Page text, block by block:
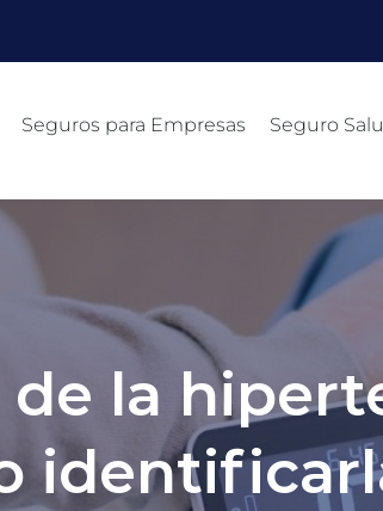
Seguros para Empresas Seguro
la